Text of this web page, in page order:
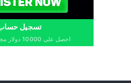
تسجيل
احصل على 10000 دولار مجانًا للمبتدئين